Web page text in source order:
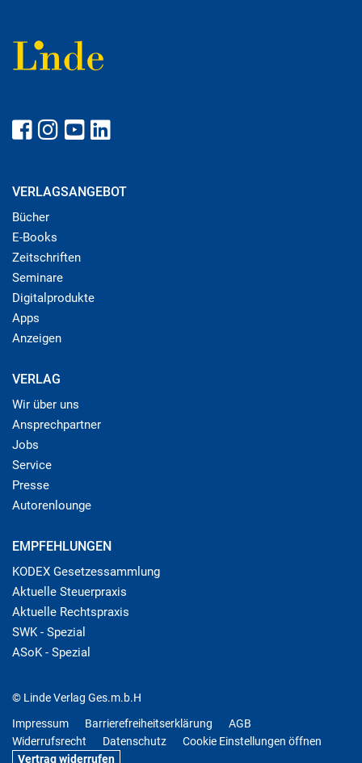
VERLAGSANGEBOT
Bücher
E-Books
Zeitschriften
Seminare
Digitalprodukte
Apps
Anzeigen
VERLAG
Wir über uns
Ansprechpartner
Jobs
Service
Presse
Autorenlounge
EMPFEHLUNGEN
KODEX Gesetzessammlung
Aktuelle Steuerpraxis
Aktuelle Rechtspraxis
SWK - Spezial
ASoK - Spezial
© Linde Verlag Ges.m.b.H
Impressum
Barrierefreiheitserklärung
AGB
Widerrufsrecht
Datenschutz
Cookie Einstellungen öffnen
Vertrag widerrufen